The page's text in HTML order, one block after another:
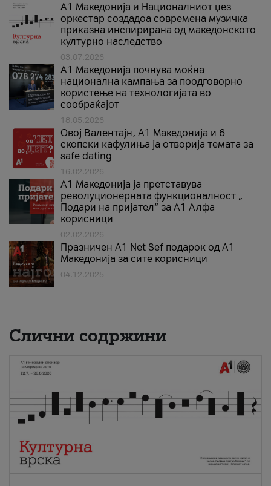
А1 Македонија и Националниот џез
оркестар создадоа современа музичка
приказна инспирирана од македонското
културно наследство
03.07.2026
A1 Македонија почнува моќна
национална кампања за поодговорно
користење на технологијата во
сообраќајот
18.05.2026
Овој Валентајн, A1 Македонија и 6
скопски кафулиња ја отворија темата за
safe dating
16.02.2026
А1 Македонија ја претставува
револуционерната функционалност „
Подари на пријател“ за А1 Алфа
корисници
02.02.2026
Празничен A1 Net Sеf подарок од А1
Македонија за сите корисници
04.12.2025
Слични содржини